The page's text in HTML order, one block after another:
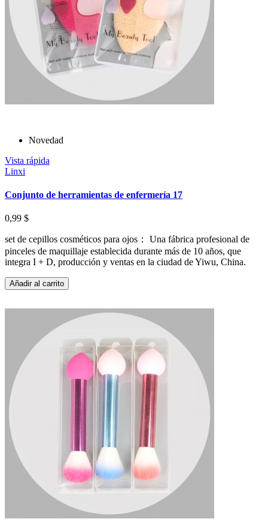
Novedad
Vista rápida
Linxi
Conjunto de herramientas de enfermería 17
0,99 $
set de cepillos cosméticos para ojos： Una fábrica profesional de
pinceles de maquillaje establecida durante más de 10 años, que
integra I + D, producción y ventas en la ciudad de Yiwu, China.
Añadir al carrito